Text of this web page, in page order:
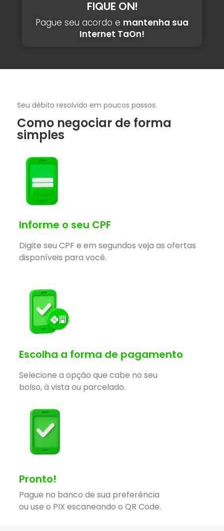
FIQUE ON!
Pague seu acordo e mantenha sua
Internet TaOn!
Seu débito resolvido em poucos passos.
Como negociar de forma
simples
Informe o seu CPF
Digite seu CPF e em segundos veja as ofertas
disponíveis para você.
Escolha a forma de pagamento
Selecione a opção que cabe no seu
bolso, à vista ou parcelado.
Pronto!
Pague no banco de sua preferência
ou use o PIX escaneando o QR Code.